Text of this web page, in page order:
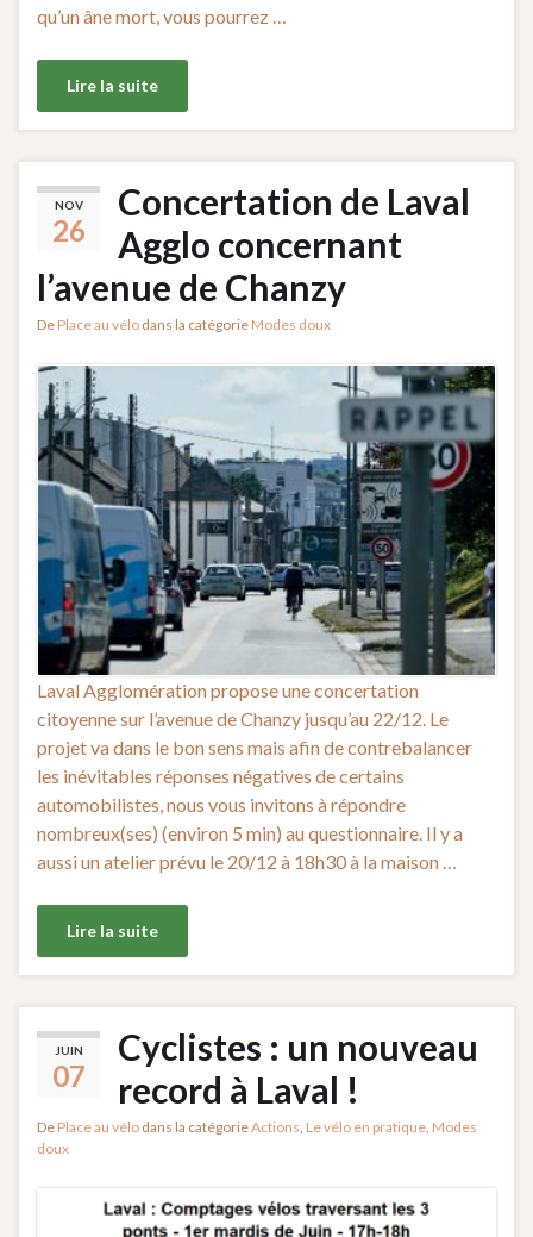
qu’un âne mort, vous pourrez …
Lire la suite
NOV
26
Concertation de Laval
Agglo concernant
l’avenue de Chanzy
De Place au vélo dans la catégorie Modes doux
Laval Agglomération propose une concertation
citoyenne sur l’avenue de Chanzy jusqu’au 22/12. Le
projet va dans le bon sens mais afin de contrebalancer
les inévitables réponses négatives de certains
automobilistes, nous vous invitons à répondre
nombreux(ses) (environ 5 min) au questionnaire. Il y a
aussi un atelier prévu le 20/12 à 18h30 à la maison …
Lire la suite
JUIN
07
Cyclistes : un nouveau
record à Laval !
De Place au vélo dans la catégorieActions Le vélo en pratique Modes
doux